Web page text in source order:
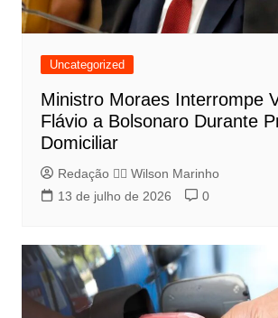
Uncategorized
Ministro Moraes Interrompe
Flávio a Bolsonaro Durante
Domiciliar
Redação 👨‍⚖️​ Wilson Marinho
13 de julho de 2026
0